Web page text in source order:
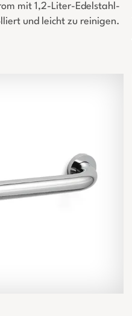
mit 1,2-Liter-Edelstahl-
und leicht zu reinigen.